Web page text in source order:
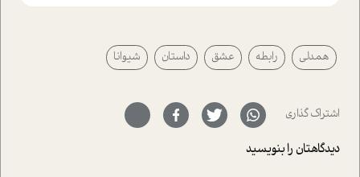
پیرامون آن آشنا می کند.در بخش دو فنجان داغ به سراغ افرادی
رفته ایم که موفقیت را در عمل به اثبات رسانده اند؛ سید
حمیدرضا محتشمی که بیست و پنجمین سال فعالیت حرفه
سر نهاده است و نیز کرامت عزیز زاده؛ سفیر صلح و دوستی که
با رکاب زدن در بیش از هفتاد کشور و کاشتن درخت، به نماد
حمایت از محیط زیست و منابع طبیعی تبدیل گشته
است.فصل روایت اجنبی ها در این شماره به دو موضوع
همدلی رابطه عشق داستان شیوانا
اشتراک گذاری
دیدگاهتان را بنویسید